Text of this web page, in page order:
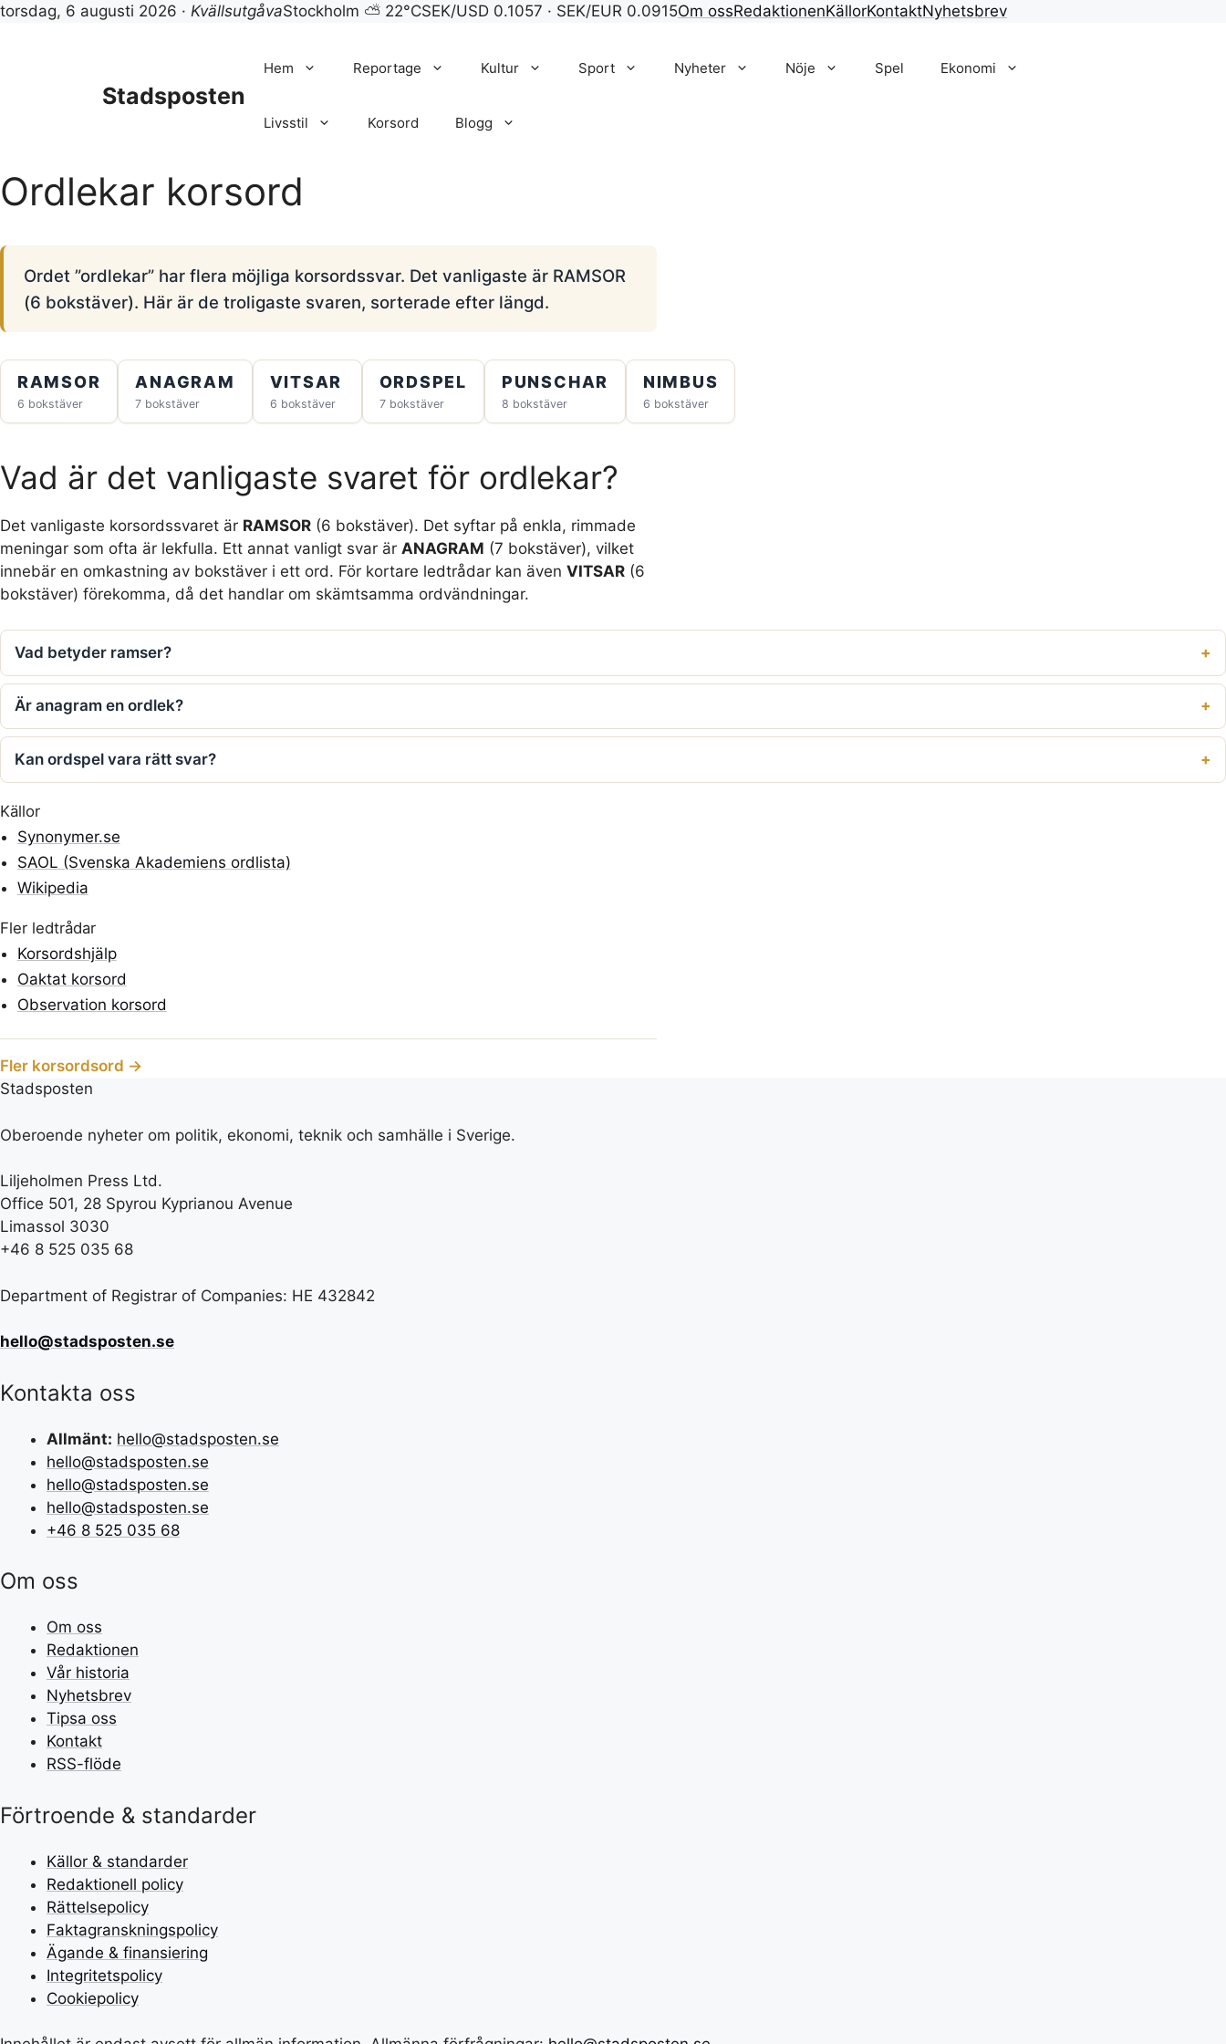
torsdag, 6 augusti 2026 · KvällsutgåvaStockholm ⛅ 22°CSEK/USD 0.1057 · SEK/EUR 0.0915Om ossRedaktionenKällorKontaktNyhetsbrev
Stadsposten
Hem Reportage Kultur Sport Nyheter Nöje Spel Ekonomi
Livsstil Korsord Blogg
Ordlekar korsord
Ordet ”ordlekar” har flera möjliga korsordssvar. Det vanligaste är RAMSOR
(6 bokstäver). Här är de troligaste svaren, sorterade efter längd.
RAMSOR
6 bokstäver
ANAGRAM
7 bokstäver
VITSAR
6 bokstäver
ORDSPEL
7 bokstäver
PUNSCHAR
8 bokstäver
NIMBUS
6 bokstäver
Vad är det vanligaste svaret för ordlekar?
Det vanligaste korsordssvaret är RAMSOR (6 bokstäver). Det syftar på enkla, rimmade
meningar som ofta är lekfulla. Ett annat vanligt svar är ANAGRAM (7 bokstäver), vilket
innebär en omkastning av bokstäver i ett ord. För kortare ledtrådar kan även VITSAR (6
bokstäver) förekomma, då det handlar om skämtsamma ordvändningar.
Vad betyder ramser?
Är anagram en ordlek?
Kan ordspel vara rätt svar?
Källor
Synonymer.se
SAOL (Svenska Akademiens ordlista)
Wikipedia
Fler ledtrådar
Korsordshjälp
Oaktat korsord
Observation korsord
Fler korsordsord →
Stadsposten
Oberoende nyheter om politik, ekonomi, teknik och samhälle i Sverige.
Liljeholmen Press Ltd.
Office 501, 28 Spyrou Kyprianou Avenue
Limassol 3030
+46 8 525 035 68
Department of Registrar of Companies: HE 432842
hello@stadsposten.se
Kontakta oss
Allmänt: hello@stadsposten.se
hello@stadsposten.se
hello@stadsposten.se
hello@stadsposten.se
+46 8 525 035 68
Om oss
Om oss
Redaktionen
Vår historia
Nyhetsbrev
Tipsa oss
Kontakt
RSS-flöde
Förtroende & standarder
Källor & standarder
Redaktionell policy
Rättelsepolicy
Faktagranskningspolicy
Ägande & finansiering
Integritetspolicy
Cookiepolicy